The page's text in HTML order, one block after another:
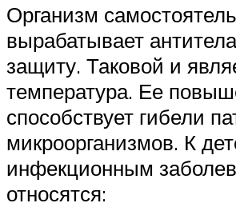
Организм
вырабатывает
защиту. Таковой и
температура. Ее
способствует гибели
микроорганизмов. К
инфекционным
относятся: